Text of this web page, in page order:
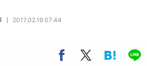
ロモ動画で「聖地」が生産されてます
のひとりごと』の〝舞〟の世界に入り込
本木ヒルズ展望台でコラボ、本邦初公開
2017.02.19 07:44